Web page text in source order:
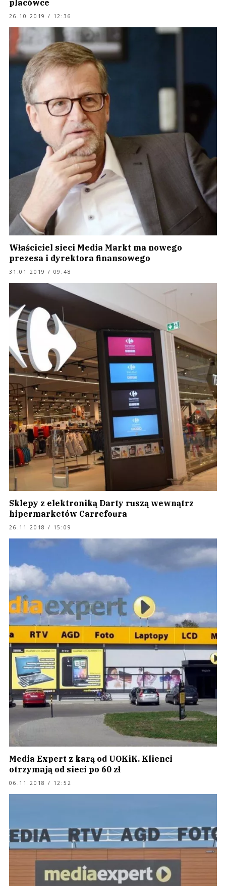
placówce
26.10.2019 / 12:36
Właściciel sieci Media Markt ma nowego
prezesa i dyrektora finansowego
31.01.2019 / 09:48
Sklepy z elektroniką Darty ruszą wewnątrz
hipermarketów Carrefoura
26.11.2018 / 15:09
Media Expert z karą od UOKiK. Klienci
otrzymają od sieci po 60 zł
06.11.2018 / 12:52